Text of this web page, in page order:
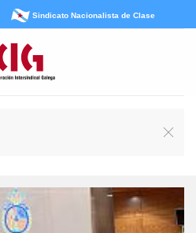
Sindicato Nacionalista de Clase